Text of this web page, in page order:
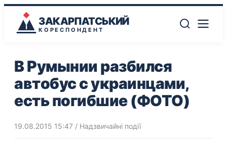
ЗАКАРПАТСЬКИЙ
КОРЕСПОНДЕНТ
В Румынии разбился
автобус с украинцами,
есть погибшие (ФОТО)
19.08.2015 15:47 / Надзвичайні події